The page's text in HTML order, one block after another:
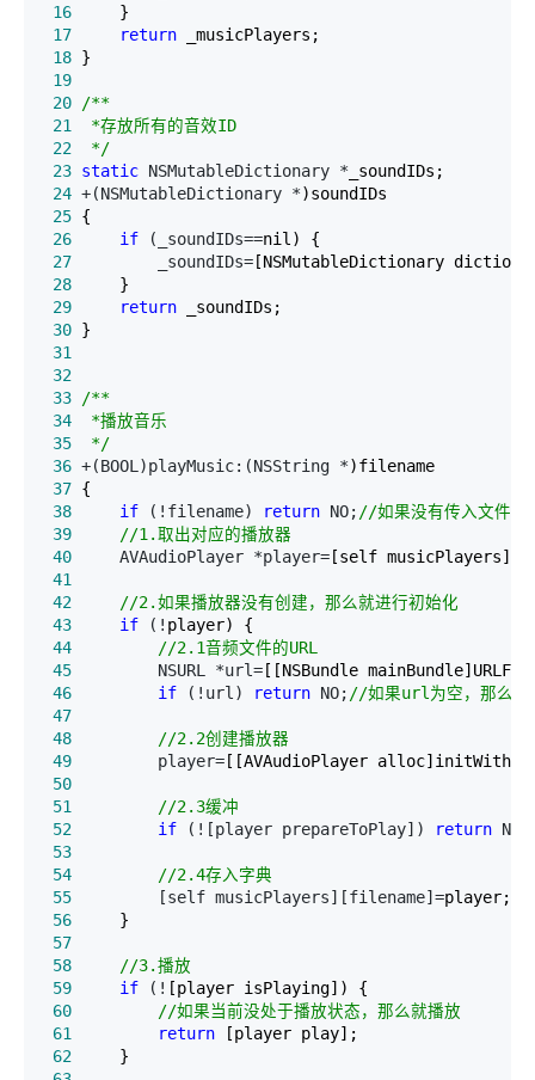
16
17
return
18
19
20
/*
21
22
*/
23 static NSMutableDictionary *
24 +(NSMutableDictionary *
25
26
if (_soundIDs==
27
         _soundIDs=
28
29
return
30
31
32
33
/*
34
35
*/
36 +(BOOL)playMusic:(NSString *
37
38
if (!filename) return NO; //
39
//1.取出对应的播放器
40
     AVAudioPlayer *player=
41
42
//2.如果播放器没有创建，那么就进行初始化
43
if (!
44
//2.1音频文件的URL
45
         NSURL *url=
46
if (!url) return NO; //
47
48
//2.2创建播放器
49
         player=
50
51
//2.3缓冲
52
if (![player prepareToPlay]) return NO;
53
54
//2.4存入字典
55
         [self musicPlayers][filename]=
56
57
58
//3.播放
59
if (!
60
//如果当前没处于播放状态，那么就播放
61
return
62